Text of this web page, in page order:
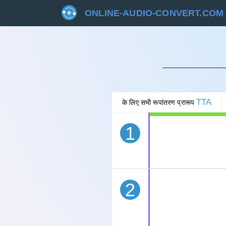
ONLINE-AUDIO-CONVERT.COM
के लिए सभी रूपांतरण प्रारूपTTA
1
रद्द
2